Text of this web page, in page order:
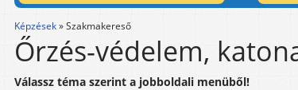
Képzések»Szakmakereső
Őrzés-védelem,
Válassz téma szerint a jobboldali menüből!